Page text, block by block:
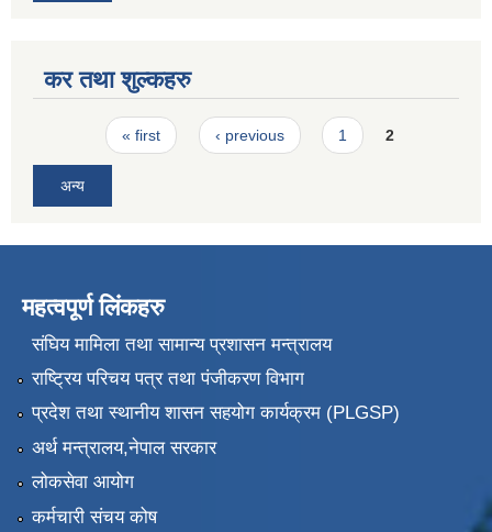
कर तथा शुल्कहरु
Pages« first ‹ previous 1 2
अन्य
महत्वपूर्ण लिंकहरु
संघिय मामिला तथा सामान्य प्रशासन मन्त्रालय
राष्ट्रिय परिचय पत्र तथा पंजीकरण विभाग
प्रदेश तथा स्थानीय शासन सहयोग कार्यक्रम (PLGSP)
अर्थ मन्त्रालय,नेपाल सरकार
लोकसेवा आयोग
कर्मचारी संचय कोष